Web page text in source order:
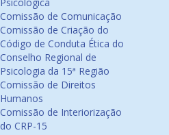
Comissão de Comunicação
Comissão de Criação do
Código de Conduta Ética do
Conselho Regional de
Psicologia da 15ª Região
Comissão de Direitos
Humanos
Comissão de Interiorização
do CRP-15